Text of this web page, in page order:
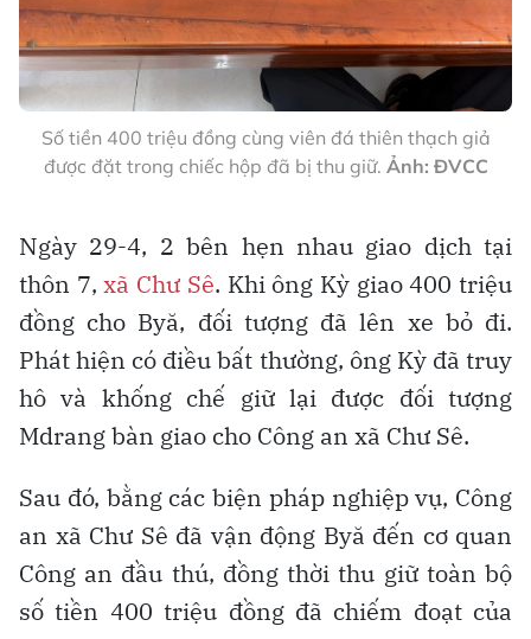
Số tiền 400 triệu đồng cùng viên đá thiên thạch giả
được đặt trong chiếc hộp đã bị thu giữ. Ảnh: ĐVCC
Ngày 29-4, 2 bên hẹn nhau giao dịch tại
thôn 7,xã Chư Sê. Khi ông Kỳ giao 400 triệu
đồng cho Byă, đối tượng đã lên xe bỏ đi.
Phát hiện có điều bất thường, ông Kỳ đã truy
hô và khống chế giữ lại được đối tượng
Mdrang bàn giao cho Công an xã Chư Sê.
Sau đó, bằng các biện pháp nghiệp vụ, Công
an xã Chư Sê đã vận động Byă đến cơ quan
Công an đầu thú, đồng thời thu giữ toàn bộ
số tiền 400 triệu đồng đã chiếm đoạt của